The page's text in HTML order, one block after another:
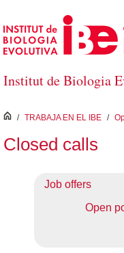
Saltar al contenido
Institut de Biologia
inici
/ TRABAJA EN EL IBE /
Closed calls
Job offers
Open